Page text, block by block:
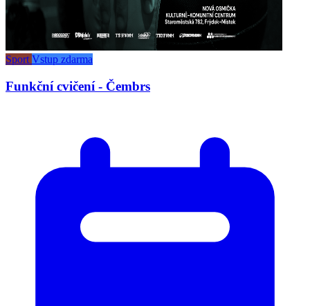
Sport Vstup zdarma
Funkční cvičení - Čembrs